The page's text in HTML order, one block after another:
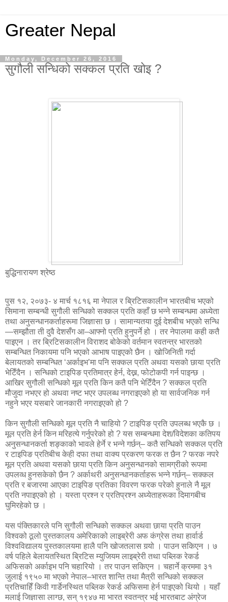
Greater Nepal
Monday, December 26, 2016
सुगौली सन्धिको सक्कल प्रति खोइ ?
बुद्धिनारायण श्रेष्ठ
पुस १२, २०७३- ४ मार्च १८१६ मा नेपाल र ब्रिटिसकालीन भारतबीच भएको
सिमाना सम्बन्धी सुगौली सन्धिको सक्कल प्रति कहाँ छ भन्ने सम्बन्धमा अध्येता
तथा अनुसन्धानकर्ताहरूमा जिज्ञासा छ । सामान्यतया दुई देशबीच भएको सन्धि
—सम्झौता ती दुवै देशसँग आ–आफ्नो प्रति हुनुपर्ने हो । तर नेपालमा कही कतै
पाइएन । तर ब्रिटिसकालीन विराशद बोकेको वर्तमान स्वतन्त्र भारतको
सम्बन्धित निकायमा पनि भएको आभाष पाइएको छैन । खोजिनिती गर्दा
बेलायतको सम्बन्धित ‘अर्काइभ’मा पनि सक्कल प्रति अथवा यसको छाया प्रति
भेटिँदैन । सन्धिको टाइपिङ प्रतिमात्र हेर्न, देख्न, फोटोकपी गर्न पाइन्छ ।
आखिर सुगौली सन्धिको मूल प्रति किन कतै पनि भेटिँदैन ? सक्कल प्रति
मौजुदा नभएर हो अथवा नष्ट भएर उपलब्ध नगराइएको हो या सार्वजनिक गर्न
नहुने भएर यसबारे जानकारी नगराइएको हो ?
किन सुगौली सन्धिको मूल प्रति नै चाहियो ? टाइपिङ प्रति उपलब्ध भएकै छ ।
मूल प्रति हेर्न किन मरिहत्ये गर्नुपरेको हो ? यस सम्बन्धमा देश/विदेशका कतिपय
अनुसन्धानकर्ता शङ्काको भावले हेर्ने र भन्ने गर्छन्– कतै सन्धिको सक्कल प्रति
र टाइपिङ प्रतिबीच केही दफा तथा वाक्य प्रकरण फरक त छैन ? फरक नपरे
मूल प्रति अथवा यसको छाया प्रति किन अनुसन्धानको सामग्रीको रूपमा
उपलव्ध हुनसकेको छैन ? अर्काथरी अनुसन्धानकर्ताहरू भन्ने गर्छन्– सक्कल
प्रति र बजारमा आएका टाइपिङ प्रतिका विवरण फरक परेको हुनाले नै मूल
प्रति नपाइएको हो । यस्ता प्रश्न र प्रतिप्रश्न अध्येताहरूका दिमागबीच
घुमिरहेको छ ।
यस पंक्तिकारले पनि सुगौली सन्धिको सक्कल अथवा छाया प्रति पाउन
विश्वको ठूलो पुस्तकालय अमेरिकाको लाइब्रेरी अफ कंग्रेस तथा हार्वार्ड
विश्वविद्यालय पुस्तकालयमा हालै पनि खोजतलास गर्‍यो । पाउन सकिएन । ७
वर्ष पहिले बेलायतस्थित ब्रिटिस म्युजियम लाइब्रेरी तथा पब्लिक रेकर्ड
अफिसको अर्काइभ पनि चहारियो । तर पाउन सकिएन । चहार्ने क्रममा ३१
जुलाई १९५० मा भएको नेपाल–भारत शान्ति तथा मैत्री सन्धिको सक्कल
प्रतिचाहिँ किवी गार्डेनस्थित पब्लिक रेकर्ड अफिसमा हेर्न पाइएको थियो । यहाँ
मलाई जिज्ञासा लाग्छ, सन् १९४७ मा भारत स्वतन्त्र भई भारतबाट अंग्रेज